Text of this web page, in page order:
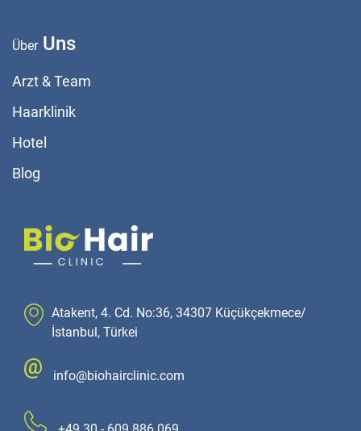
ÜberUns
Arzt & Team
Haarklinik
Hotel
Blog
Atakent, 4. Cd. No:36, 34307 Küçükçekmece/
İstanbul, Türkei
info@biohairclinic.com